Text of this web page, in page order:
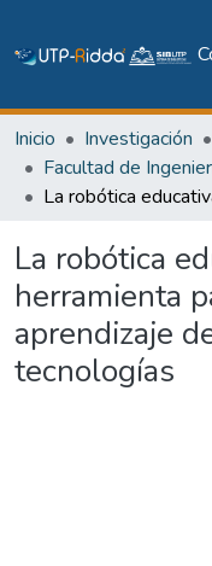
Inicio Investigación
La robótica
herramienta
aprendizaje
tecnologías